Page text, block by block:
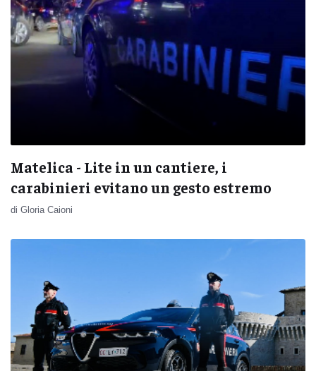
Matelica - Lite in un cantiere, i
carabinieri evitano un gesto estremo
di Gloria Caioni